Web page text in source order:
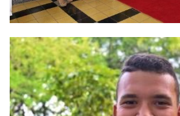
Montería
Primer programa de
acreditado en